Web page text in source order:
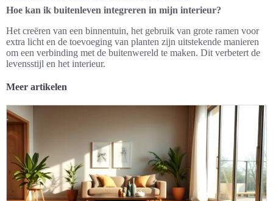
Hoe kan ik buitenleven integreren in mijn interieur?
Het creëren van een binnentuin, het gebruik van grote ramen voor
extra licht en de toevoeging van planten zijn uitstekende manieren
om een verbinding met de buitenwereld te maken. Dit verbetert de
levensstijl en het interieur.
Meer artikelen